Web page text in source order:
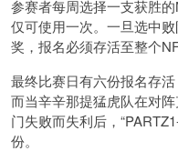
参赛者每周选择一支获胜
仅可使用一次。一旦选中
奖，报名必须存活至整个
最终比赛日有六份报名存
而当辛辛那提猛虎队在对
门失败而失利后，
份。